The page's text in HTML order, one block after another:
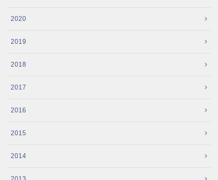
2020
2019
2018
2017
2016
2015
2014